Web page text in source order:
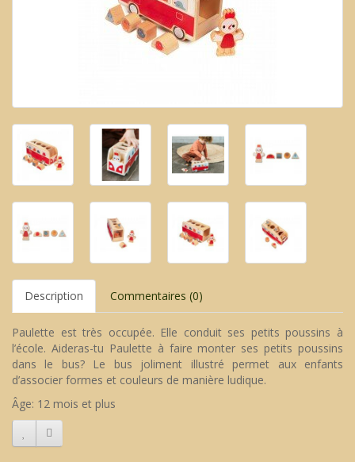
Description Commentaires (0)
Paulette est très occupée. Elle conduit ses petits poussins à
l’école. Aideras-tu Paulette à faire monter ses petits poussins
dans le bus? Le bus joliment illustré permet aux enfants
d’associer formes et couleurs de manière ludique.
Âge: 12 mois et plus